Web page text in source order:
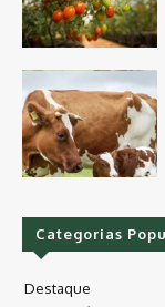
Categorias
Destaque